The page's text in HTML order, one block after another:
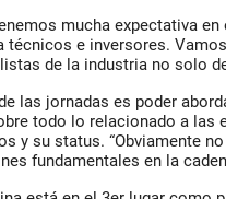
mucha expectativa
técnicos e inversores.
de la industria no solo
las jornadas es poder
todo lo relacionado a las
y su status. “Obviamente
fundamentales en la